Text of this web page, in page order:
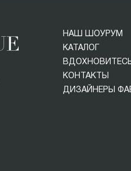
НАШ ШОУРУМ
КАТАЛОГ
КОНТАКТЫ
ДИЗАЙНЕРЫ